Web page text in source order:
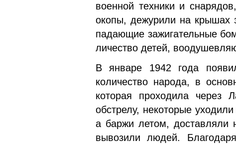
военной техники и
окопы, дежурили на крышах
падающие зажигательные
личество детей,
В январе 1942 года
количество народа, в
которая проходила через
обстрелу, некоторые
а баржи летом, доставляли
вывозили людей.